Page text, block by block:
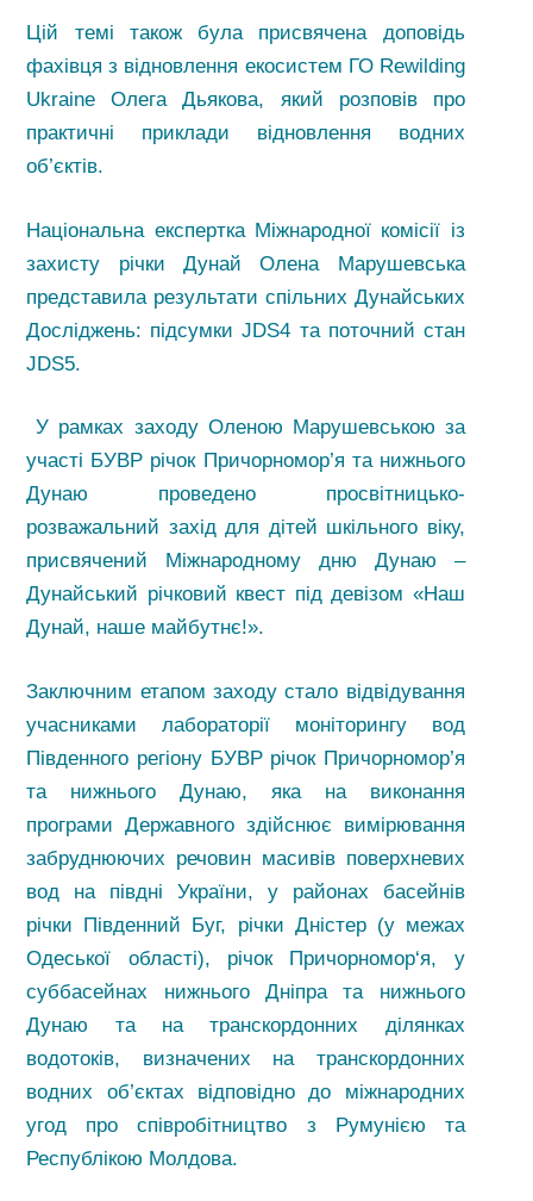
Цій темі також була присвячена доповідь
фахівця з відновлення екосистем ГО Rewilding
Ukraine Олега Дьякова, який розповів про
практичні приклади відновлення водних
об’єктів.
Національна експертка Міжнародної комісії із
захисту річки Дунай Олена Марушевська
представила результати спільних Дунайських
Досліджень: підсумки JDS4 та поточний стан
JDS5.
У рамках заходу Оленою Марушевською за
участі БУВР річок Причорномор’я та нижнього
Дунаю проведено просвітницько-
розважальний захід для дітей шкільного віку,
присвячений Міжнародному дню Дунаю –
Дунайський річковий квест під девізом «Наш
Дунай, наше майбутнє!».
Заключним етапом заходу стало відвідування
учасниками лабораторії моніторингу вод
Південного регіону БУВР річок Причорномор’я
та нижнього Дунаю, яка на виконання
програми Державного здійснює вимірювання
забруднюючих речовин масивів поверхневих
вод на півдні України, у районах басейнів
річки Південний Буг, річки Дністер (у межах
Одеської області), річок Причорномор‘я, у
суббасейнах нижнього Дніпра та нижнього
Дунаю та на транскордонних ділянках
водотоків, визначених на транскордонних
водних об’єктах відповідно до міжнародних
угод про співробітництво з Румунією та
Республікою Молдова.